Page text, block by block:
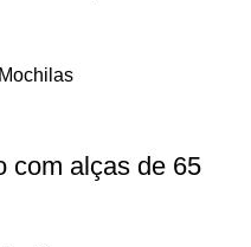
com alças de 65